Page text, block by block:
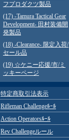
フプロダクツ製品
(17) -Tamura Tactical Gear
Development- 田村装備開
発製品
(18) -Clearance- 限定入荷/
セール品
(19) ☆ケニー応援/市/ミ
ッキーページ
特定商取引法表示
Rifleman Challengeﾙｰﾙ
Action Operatorsﾙｰﾙ
Rev Challengeルール